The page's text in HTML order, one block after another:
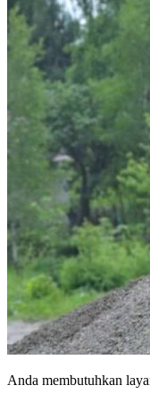
Anda membutuhkan